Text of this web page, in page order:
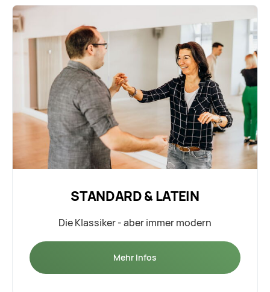
STANDARD & LATEIN
Die Klassiker - aber immer modern
Mehr Infos